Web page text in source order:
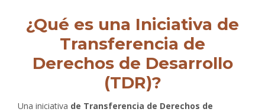
¿Qué es una Iniciativa de
Transferencia de
Derechos de Desarrollo
(TDR)?
Una iniciativa de Transferencia de Derechos de